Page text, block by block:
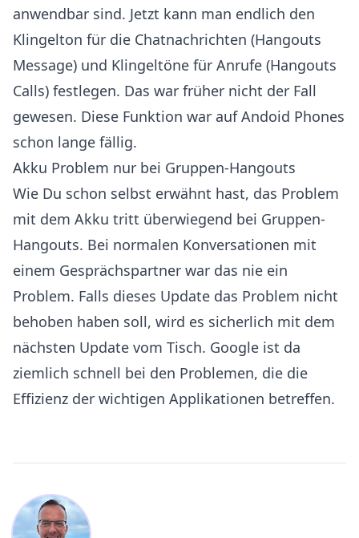
anwendbar sind. Jetzt kann man endlich den
Klingelton für die Chatnachrichten (Hangouts
Message) und Klingeltöne für Anrufe (Hangouts
Calls) festlegen. Das war früher nicht der Fall
gewesen. Diese Funktion war auf Andoid Phones
schon lange fällig.
Akku Problem nur bei Gruppen-Hangouts
Wie Du schon selbst erwähnt hast, das Problem
mit dem Akku tritt überwiegend bei Gruppen-
Hangouts. Bei normalen Konversationen mit
einem Gesprächspartner war das nie ein
Problem. Falls dieses Update das Problem nicht
behoben haben soll, wird es sicherlich mit dem
nächsten Update vom Tisch. Google ist da
ziemlich schnell bei den Problemen, die die
Effizienz der wichtigen Applikationen betreffen.